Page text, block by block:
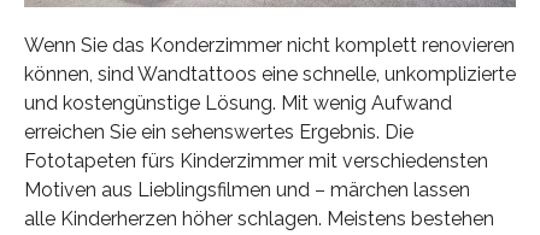
Wenn Sie das Konderzimmer nicht komplett renovieren
können, sind Wandtattoos eine schnelle, unkomplizierte
und kostengünstige Lösung. Mit wenig Aufwand
erreichen Sie ein sehenswertes Ergebnis. Die
Fototapeten fürs Kinderzimmer mit verschiedensten
Motiven aus Lieblingsfilmen und – märchen lassen
alle Kinderherzen höher schlagen. Meistens bestehen